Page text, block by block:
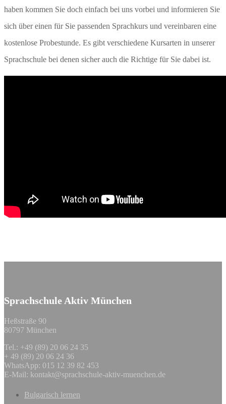
haben kommen Sie doch einfach bei uns vorbei und informieren Sie
sich über einen für Sie passenden Sprachkurs und vereinbaren eine
kostenlose Probestunde. Es gibt verschiedene Kursarten in unserer
Sprachschule bei denen sicher auch die Richtige für Sie dabei ist.
Sprachschule Aktiv München
Heßstraße 90
80797 München
Tel.: +49 (89) 20 06 24 35
+ 49 (89) 20 06 24 36
WhatsApp: 015 12 39 82 453
E-Mail: kontakt@sprachschule-aktiv-muenchen.de
Bulgarisch lernen